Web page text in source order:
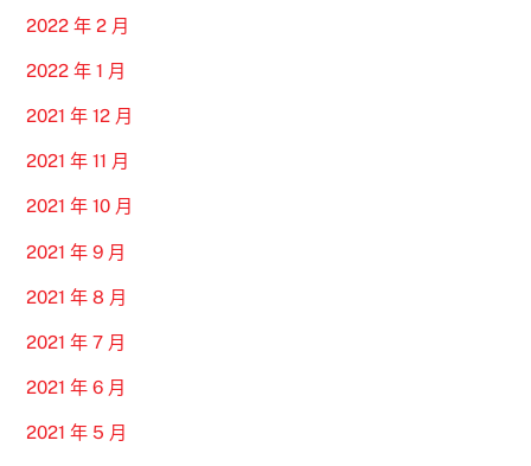
2022 年 2 月
2022 年 1 月
2021 年 12 月
2021 年 11 月
2021 年 10 月
2021 年 9 月
2021 年 8 月
2021 年 7 月
2021 年 6 月
2021 年 5 月